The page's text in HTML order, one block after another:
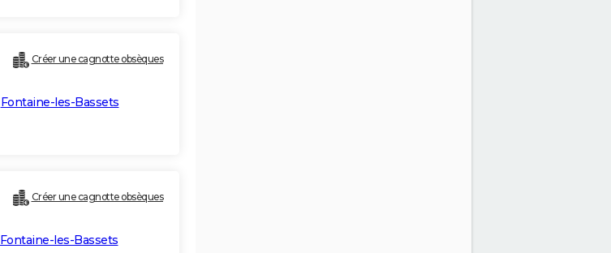
Créer une cagnotte obsèques
Fontaine-les-Bassets
Créer une cagnotte obsèques
Fontaine-les-Bassets